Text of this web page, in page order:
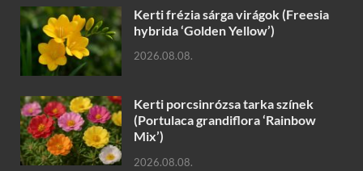
Kerti frézia sárga virágok (Freesia
hybrida ‘Golden Yellow’)
2026.08.08.
Kerti porcsinrózsa tarka színek
(Portulaca grandiflora ‘Rainbow
Mix’)
2026.08.08.